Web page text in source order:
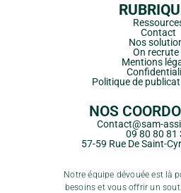
Contact
Nos
On recrute
Mentions
Politique de
NOS
Contact@sam-
09 80 80 81
57-59 Rue De Saint-
Notre équipe dévouée est là
besoins et vous offrir un